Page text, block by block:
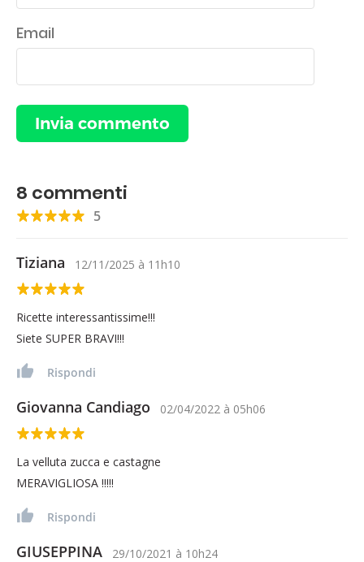
Email
8 commenti
5
Tiziana 12/11/2025 à 11h10
Ricette interessantissime!!!
Siete SUPER BRAVI!!!
Rispondi
Giovanna Candiago 02/04/2022 à 05h06
La velluta zucca e castagne
MERAVIGLIOSA !!!!!
Rispondi
GIUSEPPINA 29/10/2021 à 10h24